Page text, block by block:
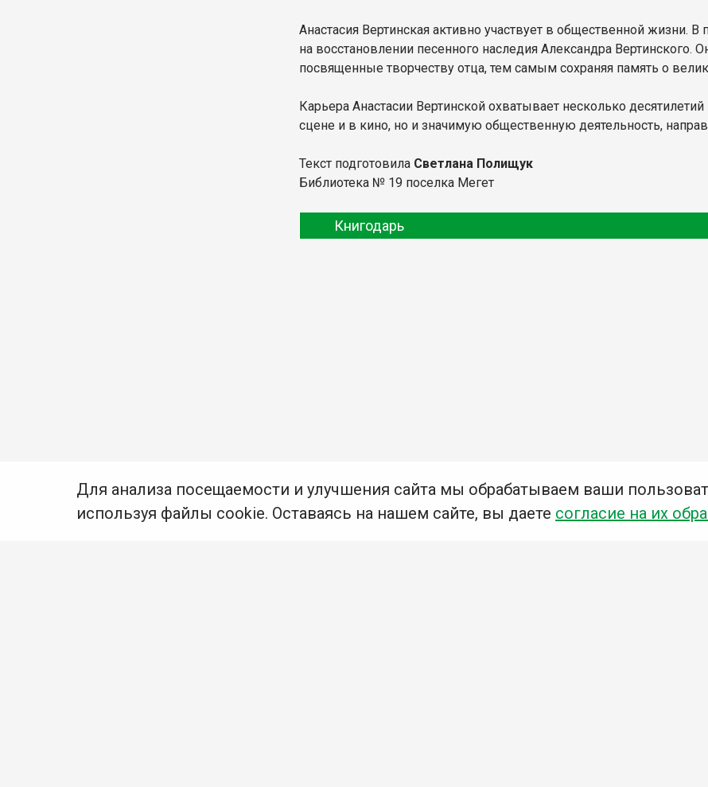
Анастасия Вертинская активно участвует в общественной жизни.
на восстановлении песенного наследия Александра Вертинского.
посвященные творчеству отца, тем самым сохраняя память о
Карьера Анастасии Вертинской охватывает несколько
сцене и в кино, но и значимую общественную деятельность,
Текст подготовила Светлана Полищук
Библиотека № 19 поселка Мегет
Книгодарь
Для анализа посещаемости и улучшения сайта мы обрабатываем ваши
используя файлы cookie. Оставаясь на нашем сайте, вы даете согласие на их